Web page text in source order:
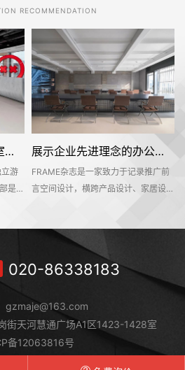
RECOMMENDATION
独特的环境设计的办公室装修空间是怎样打造的——Facepunch
游
是位
能够
索纪
方有
可以
究竟
展示企业先进理念的办公室装修设计空间是怎样的——FRAME
FRAME杂志是一家致力于记录推广前
言空间设计，横跨产品设计、家居设
是一个工作环境，也是一个企业理念的
平台。该项目位于深业上城商区，可直
达莲花山和笔架山公园，呈现出独具一
020-86338183
gzmaje@163.com
街天河慧通广场A1区1423-1428室
备12063816号